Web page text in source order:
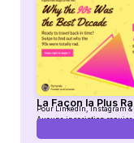
La Façon la Plus
Pour LinkedIn, Instagram &
Aucune inscription requise